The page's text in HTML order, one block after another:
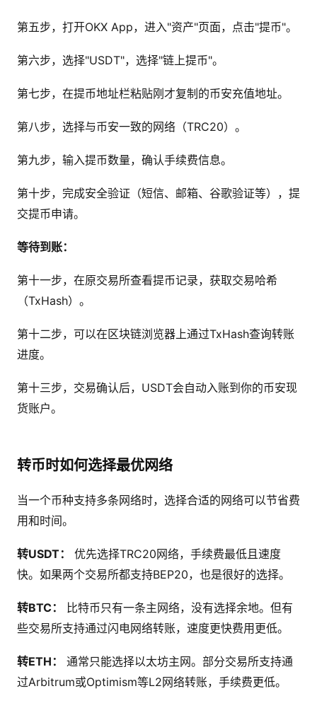
第五步，打开OKX App，进入"资产"页面，点击"提币"。
第六步，选择"USDT"，选择"链上提币"。
第七步，在提币地址栏粘贴刚才复制的币安充值地址。
第八步，选择与币安一致的网络（TRC20）。
第九步，输入提币数量，确认手续费信息。
第十步，完成安全验证（短信、邮箱、谷歌验证等），提
交提币申请。
等待到账：
第十一步，在原交易所查看提币记录，获取交易哈希
（TxHash）。
第十二步，可以在区块链浏览器上通过TxHash查询转账
进度。
第十三步，交易确认后，USDT会自动入账到你的币安现
货账户。
转币时如何选择最优网络
当一个币种支持多条网络时，选择合适的网络可以节省费
用和时间。
转USDT：
优先选择TRC20网络，手续费最低且速度
快。如果两个交易所都支持BEP20，也是很好的选择。
转BTC：
比特币只有一条主网络，没有选择余地。但有
些交易所支持通过闪电网络转账，速度更快费用更低。
转ETH：
通常只能选择以太坊主网。部分交易所支持通
过Arbitrum或Optimism等L2网络转账，手续费更低。